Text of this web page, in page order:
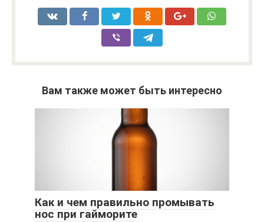
Вам также может быть интересно
Как и чем правильно промывать
нос при гайморите